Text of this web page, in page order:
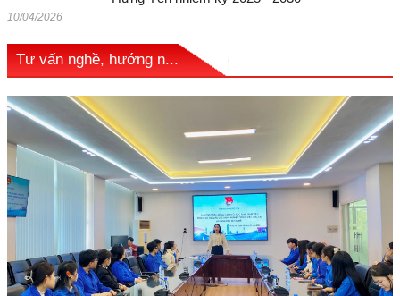
10/04/2026
Tư vấn nghề, hướng n...